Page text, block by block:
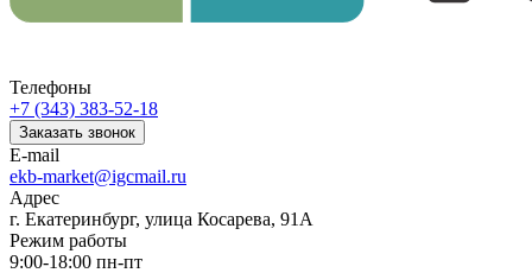
Телефоны
+7 (343) 383-52-18
Заказать звонок
E-mail
ekb-market@igcmail.ru
Адрес
г. Екатеринбург, улица Косарева, 91А
Режим работы
9:00-18:00 пн-пт